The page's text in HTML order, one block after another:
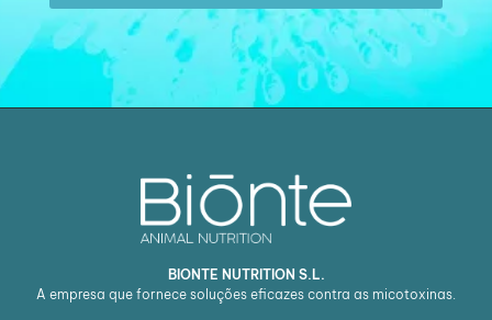
BIONTE NUTRITION S.L.
A empresa que fornece soluções eficazes contra as micotoxinas.